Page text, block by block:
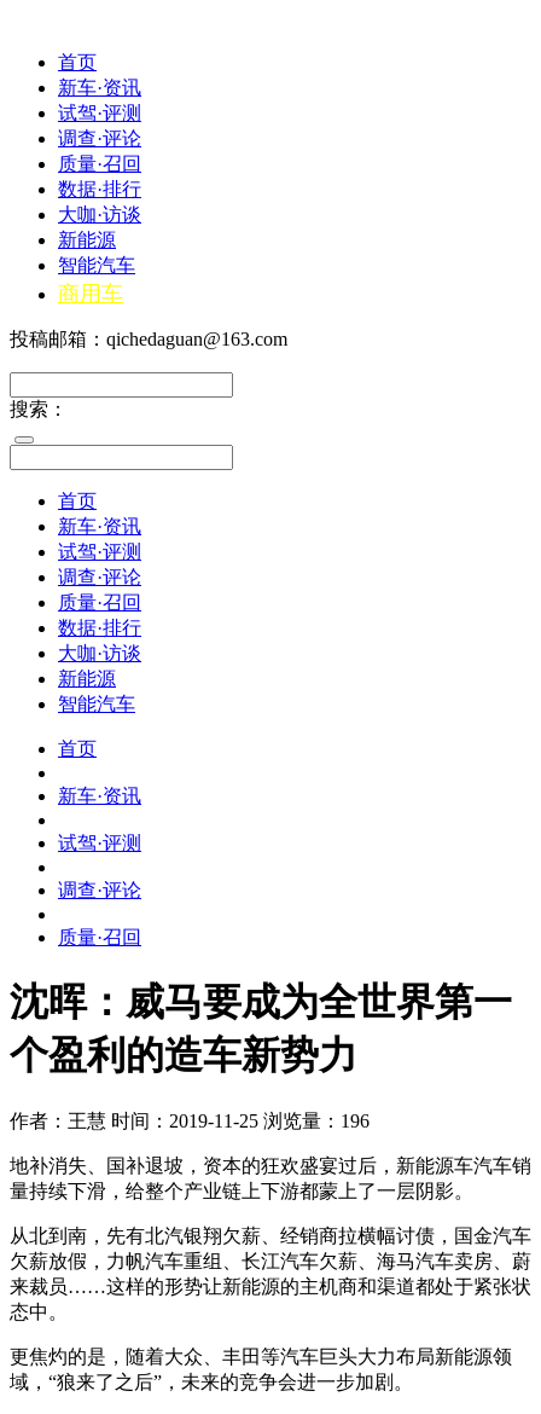
首页
新车·资讯
试驾·评测
调查·评论
质量·召回
数据·排行
大咖·访谈
新能源
智能汽车
商用车
投稿邮箱：qichedaguan@163.com
搜索：
首页
新车·资讯
试驾·评测
调查·评论
质量·召回
数据·排行
大咖·访谈
新能源
智能汽车
首页
新车·资讯
试驾·评测
调查·评论
质量·召回
沈晖：威马要成为全世界第一
个盈利的造车新势力
作者：王慧 时间：2019-11-25 浏览量：196
地补消失、国补退坡，资本的狂欢盛宴过后，新能源车汽车销
量持续下滑，给整个产业链上下游都蒙上了一层阴影。
从北到南，先有北汽银翔欠薪、经销商拉横幅讨债，国金汽车
欠薪放假，力帆汽车重组、长江汽车欠薪、海马汽车卖房、蔚
来裁员……这样的形势让新能源的主机商和渠道都处于紧张状
态中。
更焦灼的是，随着大众、丰田等汽车巨头大力布局新能源领
域，“狼来了之后”，未来的竞争会进一步加剧。